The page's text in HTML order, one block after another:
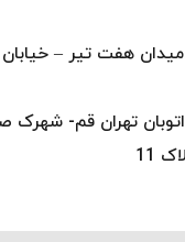
کارخانه: کیلومتر 35 اتوبان